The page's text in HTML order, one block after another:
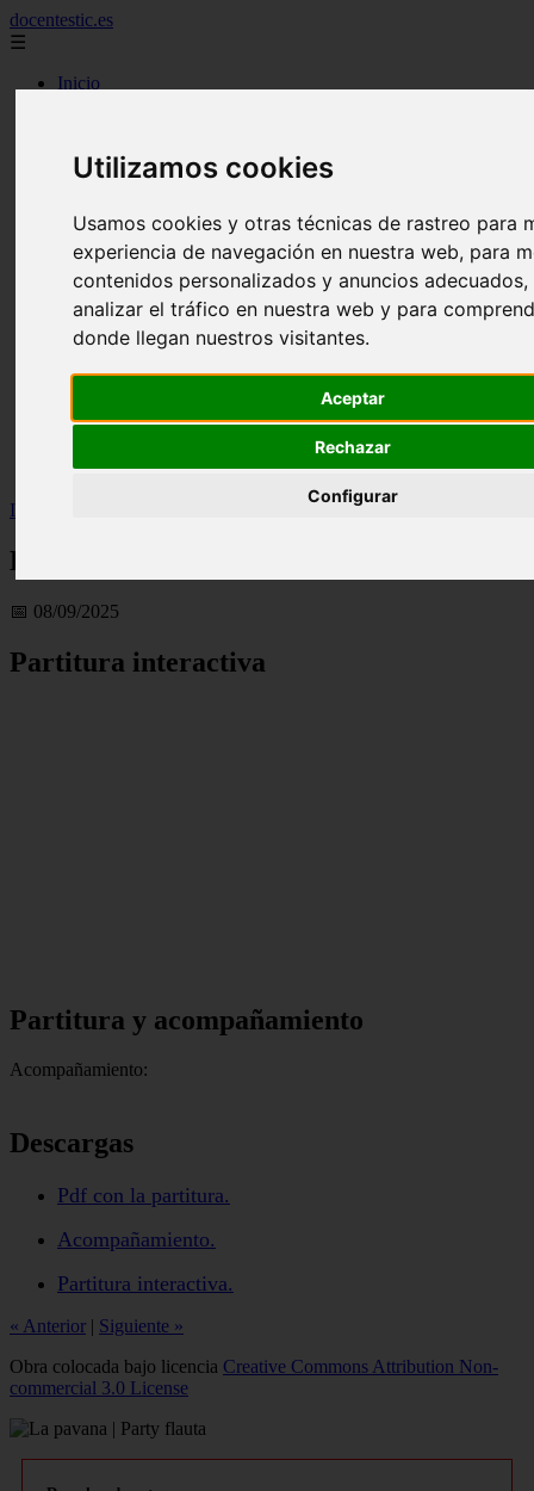
Utilizamos cookies
Usamos cookies y otras técnicas de rastreo para
experiencia de navegación en nuestra web, para
contenidos personalizados y anuncios adecuados,
analizar el tráfico en nuestra web y para
donde llegan nuestros visitantes.
Aceptar
Rechazar
Configurar
docentestic.es
☰
Inicio
2013
2016
2018
2019
cuidado y mantenimiento de la flauta
curiosidades sobre la flauta
eventos y conciertos de flauta
interpretes destacados de flauta
noticias sobre flauta
recursos para aprender a tocar la flauta
tipos de flauta
Inicio
La pavana | Party flauta
📅 08/09/2025
Partitura interactiva
Partitura y acompañamiento
Acompañamiento:
Descargas
Pdf con la partitura.
Acompañamiento.
Partitura interactiva.
« Anterior | Siguiente »
Obra colocada bajo licencia Creative Commons Attribution Non-
commercial 3.0 License